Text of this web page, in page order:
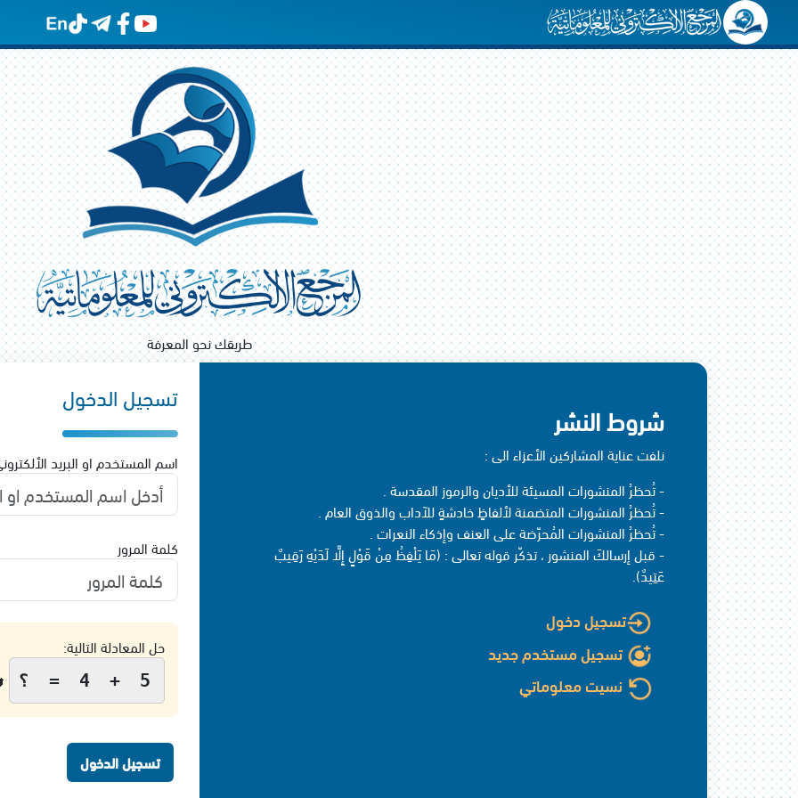
طريقك نحو المعرفة
شروط النشر
نلفت عناية المشاركين الأعزاء الى :
- تُحظرُ المنشورات المسيئة للأديان والرموز المقدسة .
- تُحظرُ المنشورات المتضمنة لألفاظٍ خادشةٍ للآداب والذوق العام .
- تُحظرُ المنشورات المُحرّضة على العنف وإذكاء النعرات .
- قبل إرسالكَ المنشور ، تذكّر قوله تعالى : (مَا يَلْفِظُ مِنْ قَوْلٍ إِلَّا لَدَيْهِ رَقِيبٌ
عَتِيدٌ).
تسجيل دخول
تسجيل مستخدم جديد
نسيت معلوماتي
تسجيل الدخول
اسم المستخدم او البريد
كلمة المرور
حل المعادلة التالية:
5 + 4 = ؟
تسجيل الدخول